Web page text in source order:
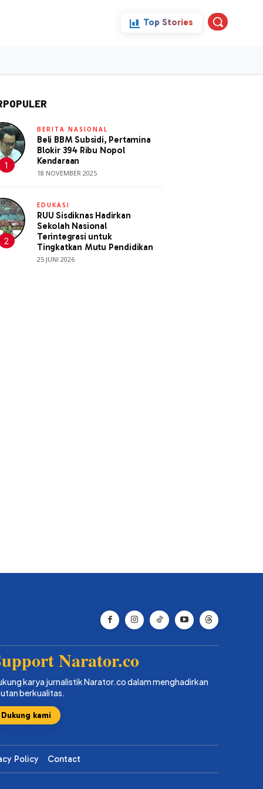
Top Stories
BERITA NASIONAL
Beli BBM Subsidi, Pertamina
Blokir 394 Ribu Nopol
Kendaraan
18 NOVEMBER 2025
EDUKASI
RUU Sisdiknas Hadirkan
Sekolah Nasional
Terintegrasi untuk
Tingkatkan Mutu Pendidikan
25 JUNI 2026
Narator.co
karya jurnalistik Narator.co dalam menghadirkan
berkualitas.
Dukung kami
Policy Contact